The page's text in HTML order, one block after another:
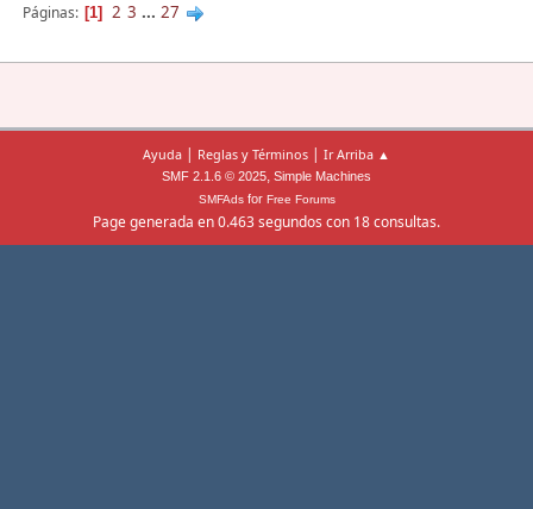
Páginas 1 2 3 ... 27
Ayuda | Reglas y Términos | Ir Arriba ▲
SMF 2.1.6 © 2025, Simple Machines
SMFAdsfor Free Forums
Page generada en 0.463 segundos con 18 consultas.